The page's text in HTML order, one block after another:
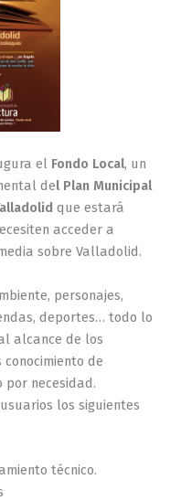
el Fondo Local, un
del Plan Municipal
que estará
acceder a
sobre Valladolid.
personajes,
deportes… todo lo
alcance de los
de
necesidad.
los siguientes
técnico.